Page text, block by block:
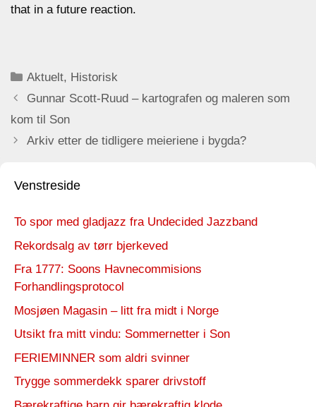
that in a future reaction.
Categories
Aktuelt, Historisk
Gunnar Scott-Ruud – kartografen og maleren som
kom til Son
Arkiv etter de tidligere meieriene i bygda?
Venstreside
To spor med gladjazz fra Undecided Jazzband
Rekordsalg av tørr bjerkeved
Fra 1777: Soons Havnecommisions
Forhandlingsprotocol
Mosjøen Magasin – litt fra midt i Norge
Utsikt fra mitt vindu: Sommernetter i Son
FERIEMINNER som aldri svinner
Trygge sommerdekk sparer drivstoff